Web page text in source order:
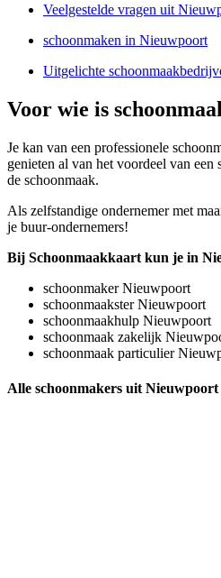
Veelgestelde vragen uit
schoonmaken in Nieuwpoort
Uitgelichte
Voor wie is
Je kan van een professionele
genieten al van het voordeel van
de schoonmaak.
Als zelfstandige ondernemer met
je buur-ondernemers!
Bij Schoonmaakkaart kun je in
schoonmaker Nieuwpoort
schoonmaakster Nieuwpoort
schoonmaakhulp Nieuwpoort
schoonmaak zakelijk
schoonmaak particulier
Alle schoonmakers uit Nieuwpoort